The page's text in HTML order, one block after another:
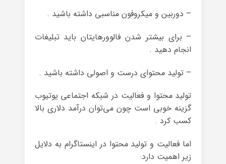
– دوربین و میکروفون مناسبی داشته باشید .
– برای بیشتر شدن فالوورهایتان باید تبلیغات
انجام دهید .
– تولید محتوای درست و اصولی داشته باشید .
تولید محتوا و فعالیت در شبکه اجتماعی یوتیوب
گزینه خوبی است چون می‌توان درآمد دلاری بالا
کسب کرد .
اما فعالیت و تولید محتوا در اینستاگرام به دلایل
زیر اهمیت دارد: